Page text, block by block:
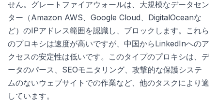
せん。グレートファイアウォールは、大規模なデータセン
ター（Amazon AWS、Google Cloud、DigitalOceanな
ど）のIPアドレス範囲を認識し、ブロックします。これら
のプロキシは速度が高いですが、中国からLinkedInへのア
クセスの安定性は低いです。このタイプのプロキシは、デ
ータのパース、SEOモニタリング、攻撃的な保護システ
ムのないウェブサイトでの作業など、他のタスクにより適
しています。